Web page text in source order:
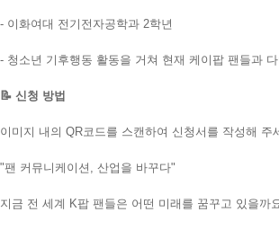
- 이화여대 전기전자공학과 2학년
- 청소년 기후행동 활동을 거쳐 현재 케이팝 팬들과
📝 신청 방법
이미지 내의 QR코드를 스캔하여 신청서를 작성해 주
"팬 커뮤니케이션, 산업을 바꾸다"
지금 전 세계 K팝 팬들은 어떤 미래를 꿈꾸고 있을